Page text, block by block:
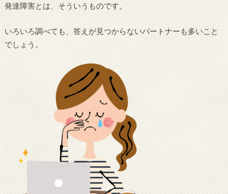
発達障害とは、そういうものです。
いろいろ調べても、答えが見つからないパートナーも多いこと
でしょう。